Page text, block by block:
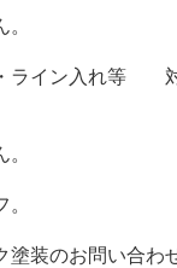
ライン入れ等
装のお問い合わ